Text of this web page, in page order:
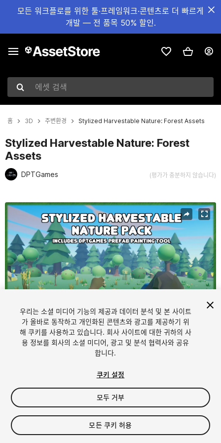
모든 워크플로를 위한 툴·프레임워크·콘텐츠로 더 빠르게
개발 — 전 품목 50% 할인.
에셋 검색
홈 3D 주변환경 Stylized Harvestable Nature: Forest Assets
Stylized Harvestable Nature: Forest
Assets
DPTGames (평가가 충분하지 않습니다)
현재 슬라이드: 1 / 8
1/ 8
$9.99
세금/부가세는 결제 시 반영됩니다.
우리는 소셜 미디어 기능의 제공과 데이터 분석 및 본 사이트
가 올바로 동작하고 개인화된 콘텐츠와 광고를 제공하기 위
해 쿠키를 사용하고 있습니다. 회사 사이트에 대한 귀하의 사
용 정보를 회사의 소셜 미디어, 광고 및 분석 협력사와 공유
합니다.
쿠키 설정
모두 거부
모든 쿠키 허용